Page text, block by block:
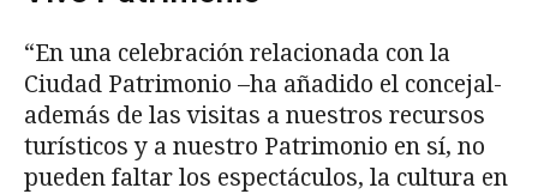
“En una celebración relacionada con la
Ciudad Patrimonio –ha añadido el concejal-
además de las visitas a nuestros recursos
turísticos y a nuestro Patrimonio en sí, no
pueden faltar los espectáculos, la cultura en